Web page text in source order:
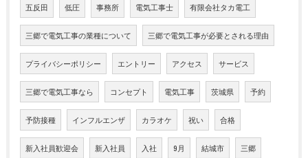
五反田 低圧 事務所 電気工事士 有限会社タカ電工
三郷で電気工事の業種について 三郷で電気工事が必要とされる理由
プライバシーポリシー エントリー アクセス サービス
三郷で電気工事なら コンセプト 電気工事 茨城県 予約
予防接種 インフルエンザ カラオケ 祝い 合格
新入社員歓迎会 新入社員 入社 9月 結城市 三郷